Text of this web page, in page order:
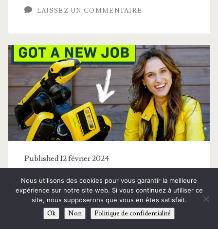
sans
et
Home
Assistant
via
Flipper
Zero
SDR
LAISSEZ UN COMMENTAIRE
Published 12 février 2024
La vérité sur Spot, le chien
robot de Boston Dynamics
Nous utilisons des cookies pour vous garantir la meilleure
expérience sur notre site web. Si vous continuez à utiliser ce
site, nous supposerons que vous en êtes satisfait.
Ok Non Politique de confidentialité